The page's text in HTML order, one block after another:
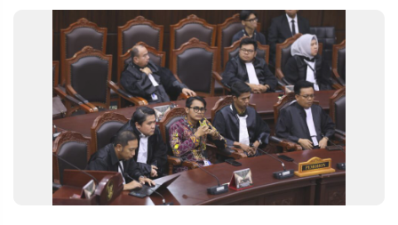
IKUTI
RESOLUSI